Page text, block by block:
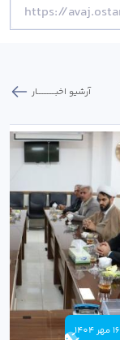
آرشیو اخبـــــــــــار
16 مهر 1404